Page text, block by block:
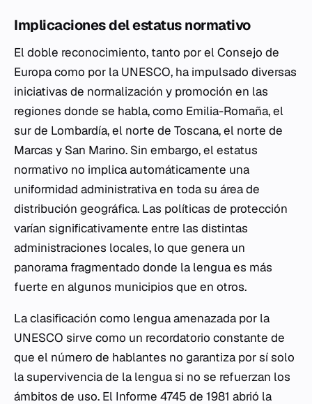
Implicaciones del estatus normativo
El doble reconocimiento, tanto por el Consejo de
Europa como por la UNESCO, ha impulsado diversas
iniciativas de normalización y promoción en las
regiones donde se habla, como Emilia-Romaña, el
sur de Lombardía, el norte de Toscana, el norte de
Marcas y San Marino. Sin embargo, el estatus
normativo no implica automáticamente una
uniformidad administrativa en toda su área de
distribución geográfica. Las políticas de protección
varían significativamente entre las distintas
administraciones locales, lo que genera un
panorama fragmentado donde la lengua es más
fuerte en algunos municipios que en otros.
La clasificación como lengua amenazada por la
UNESCO sirve como un recordatorio constante de
que el número de hablantes no garantiza por sí solo
la supervivencia de la lengua si no se refuerzan los
ámbitos de uso. El Informe 4745 de 1981 abrió la